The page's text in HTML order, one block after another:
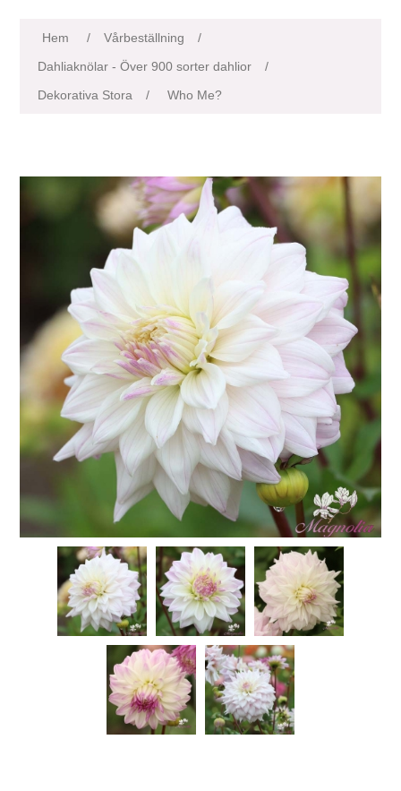
Hem / Vårbeställning
/
Dahliaknölar - Över 900 sorter dahlior
/
Dekorativa Stora
/ Who Me?